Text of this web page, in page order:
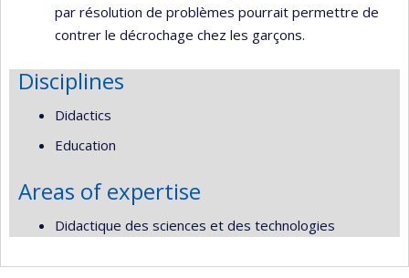
par résolution de problèmes pourrait permettre de
contrer le décrochage chez les garçons.
Disciplines
Didactics
Education
Areas of expertise
Didactique des sciences et des technologies